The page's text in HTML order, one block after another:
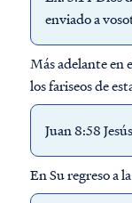
enviado a
Más adelante en
los fariseos de
Juan 8:58
En Su regreso a